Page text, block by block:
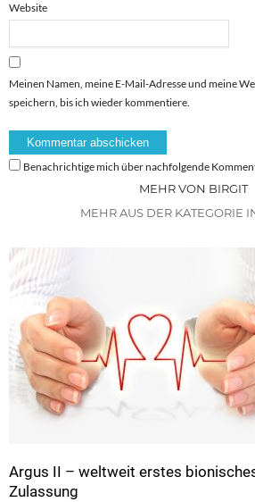
Website
Meinen Namen, meine E-Mail-Adresse und meine
speichern, bis ich wieder kommentiere.
Benachrichtige mich über nachfolgende
MEHR VON BIRGIT
MEHR AUS DER KATEGORIE
Argus II – weltweit erstes
Zulassung